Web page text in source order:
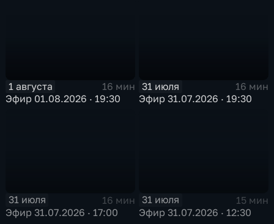
1 августа
16 мин
Эфир 01.08.2026 · 19:30
31 июля
16 мин
Эфир 31.07.2026 · 19:30
31 июля
16 мин
Эфир 31.07.2026 · 17:00
31 июля
15 мин
Эфир 31.07.2026 · 12:30